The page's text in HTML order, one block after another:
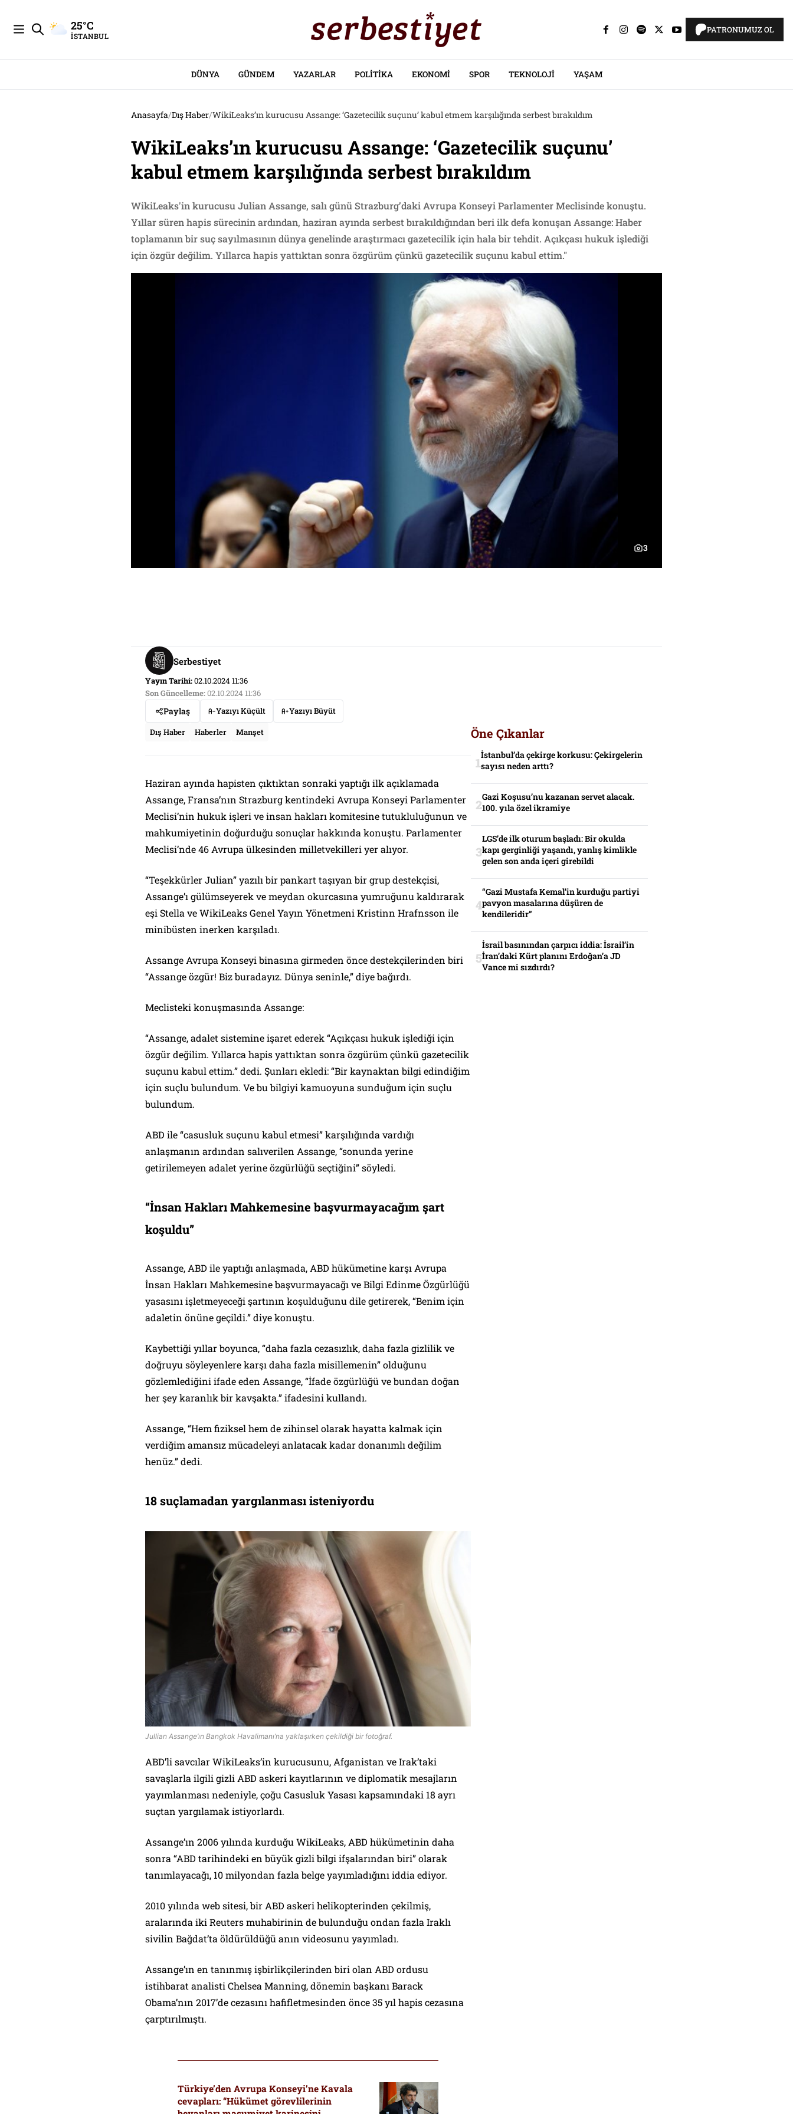
25°C
İSTANBUL
PATRONUMUZ OL
DÜNYA GÜNDEM YAZARLAR POLITIKA EKONOMI SPOR TEKNOLOJI YAŞAM
Anasayfa/Dış Haber/WikiLeaks’ın kurucusu Assange: ‘Gazetecilik suçunu’ kabul etmem karşılığında serbest bırakıldım
WikiLeaks’ın kurucusu Assange: ‘Gazetecilik suçunu’
kabul etmem karşılığında serbest bırakıldım
WikiLeaks'in kurucusu Julian Assange, salı günü Strazburg’daki Avrupa Konseyi Parlamenter Meclisinde konuştu.
Yıllar süren hapis sürecinin ardından, haziran ayında serbest bırakıldığından beri ilk defa konuşan Assange: Haber
toplamanın bir suç sayılmasının dünya genelinde araştırmacı gazetecilik için hala bir tehdit. Açıkçası hukuk işlediği
için özgür değilim. Yıllarca hapis yattıktan sonra özgürüm çünkü gazetecilik suçunu kabul ettim."
3
Serbestiyet
Yayın Tarihi:02.10.2024 11:36
Son Güncelleme:02.10.2024 11:36
Paylaş Yazıyı Küçült
Yazıyı Büyüt
Dış Haber
Haberler Manşet
Haziran ayında hapisten çıktıktan sonraki yaptığı ilk açıklamada
Assange, Fransa’nın Strazburg kentindeki Avrupa Konseyi Parlamenter
Meclisi’nin hukuk işleri ve insan hakları komitesine tutukluluğunun ve
mahkumiyetinin doğurduğu sonuçlar hakkında konuştu. Parlamenter
Meclisi’nde 46 Avrupa ülkesinden milletvekilleri yer alıyor.
“Teşekkürler Julian” yazılı bir pankart taşıyan bir grup destekçisi,
Assange’ı gülümseyerek ve meydan okurcasına yumruğunu kaldırarak
eşi Stella ve WikiLeaks Genel Yayın Yönetmeni Kristinn Hrafnsson ile
minibüsten inerken karşıladı.
Assange Avrupa Konseyi binasına girmeden önce destekçilerinden biri
“Assange özgür! Biz buradayız. Dünya seninle,” diye bağırdı.
Meclisteki konuşmasında Assange:
“Assange, adalet sistemine işaret ederek “Açıkçası hukuk işlediği için
özgür değilim. Yıllarca hapis yattıktan sonra özgürüm çünkü gazetecilik
suçunu kabul ettim.” dedi. Şunları ekledi: “Bir kaynaktan bilgi edindiğim
için suçlu bulundum. Ve bu bilgiyi kamuoyuna sunduğum için suçlu
bulundum.
ABD ile “casusluk suçunu kabul etmesi” karşılığında vardığı
anlaşmanın ardından salıverilen Assange, “sonunda yerine
getirilemeyen adalet yerine özgürlüğü seçtiğini” söyledi.
“İnsan Hakları Mahkemesine başvurmayacağım şart
koşuldu”
Assange, ABD ile yaptığı anlaşmada, ABD hükümetine karşı Avrupa
İnsan Hakları Mahkemesine başvurmayacağı ve Bilgi Edinme Özgürlüğü
yasasını işletmeyeceği şartının koşulduğunu dile getirerek, “Benim için
adaletin önüne geçildi.” diye konuştu.
Kaybettiği yıllar boyunca, “daha fazla cezasızlık, daha fazla gizlilik ve
doğruyu söyleyenlere karşı daha fazla misillemenin” olduğunu
gözlemlediğini ifade eden Assange, “İfade özgürlüğü ve bundan doğan
her şey karanlık bir kavşakta.” ifadesini kullandı.
Assange, “Hem fiziksel hem de zihinsel olarak hayatta kalmak için
verdiğim amansız mücadeleyi anlatacak kadar donanımlı değilim
henüz.” dedi.
18 suçlamadan yargılanması isteniyordu
Jullian Assange’ın Bangkok Havalimanı’na yaklaşırken çekildiği bir fotoğraf.
ABD’li savcılar WikiLeaks’in kurucusunu, Afganistan ve Irak’taki
savaşlarla ilgili gizli ABD askeri kayıtlarının ve diplomatik mesajların
yayımlanması nedeniyle, çoğu Casusluk Yasası kapsamındaki 18 ayrı
suçtan yargılamak istiyorlardı.
Assange’ın 2006 yılında kurduğu WikiLeaks, ABD hükümetinin daha
sonra “ABD tarihindeki en büyük gizli bilgi ifşalarından biri” olarak
tanımlayacağı, 10 milyondan fazla belge yayımladığını iddia ediyor.
2010 yılında web sitesi, bir ABD askeri helikopterinden çekilmiş,
aralarında iki Reuters muhabirinin de bulunduğu ondan fazla Iraklı
sivilin Bağdat’ta öldürüldüğü anın videosunu yayımladı.
Assange’ın en tanınmış işbirlikçilerinden biri olan ABD ordusu
istihbarat analisti Chelsea Manning, dönemin başkanı Barack
Obama’nın 2017’de cezasını hafifletmesinden önce 35 yıl hapis cezasına
çarptırılmıştı.
Türkiye’den Avrupa Konseyi’ne Kavala
cevapları: “Hükümet görevlilerinin
Öne Çıkanlar
İstanbul’da çekirge korkusu: Çekirgelerin
sayısı neden arttı?
Gazi Koşusu’nu kazanan servet alacak.
100. yıla özel ikramiye
LGS’de ilk oturum başladı: Bir okulda
kapı gerginliği yaşandı, yanlış kimlikle
gelen son anda içeri girebildi
“Gazi Mustafa Kemal’in kurduğu partiyi
pavyon masalarına düşüren de
kendileridir”
İsrail basınından çarpıcı iddia: İsrail’in
İran’daki Kürt planını Erdoğan’a JD
Vance mi sızdırdı?